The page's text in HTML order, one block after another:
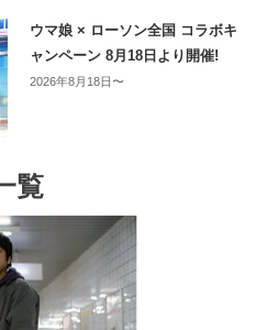
ウマ娘 × ローソン全国 コラボキ
ャンペーン 8月18日より開催!
2026年8月18日〜
覧